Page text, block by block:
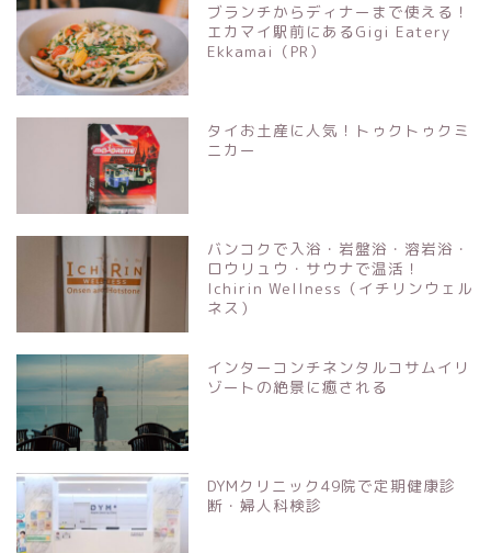
ブランチからディナーまで使える！
エカマイ駅前にあるGigi Eatery
Ekkamai（PR）
タイお土産に人気！トゥクトゥクミ
ニカー
バンコクで入浴・岩盤浴・溶岩浴・
ロウリュウ・サウナで温活！
Ichirin Wellness（イチリンウェル
ネス）
インターコンチネンタルコサムイリ
ゾートの絶景に癒される
DYMクリニック49院で定期健康診
断・婦人科検診